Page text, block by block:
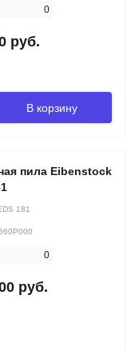
0
руб.
В корзину
пила Eibenstock
181
0
руб.